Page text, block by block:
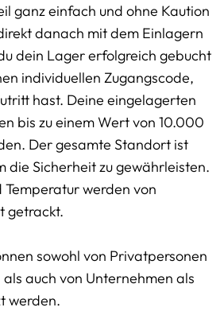
ganz einfach und ohne Kaution
danach mit dem Einlagern
dein Lager erfolgreich gebucht
individuellen Zugangscode,
hast. Deine eingelagerten
bis zu einem Wert von 10.000
Der gesamte Standort ist
die Sicherheit zu gewährleisten.
werden von
getrackt.
sowohl von Privatpersonen
auch von Unternehmen als
werden.